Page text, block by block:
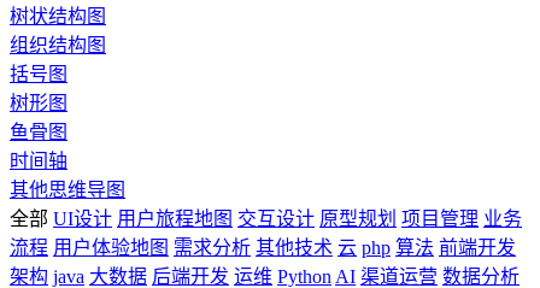
树状结构图
组织结构图
括号图
树形图
鱼骨图
时间轴
其他思维导图
全部 UI设计 用户旅程地图 交互设计 原型规划 项目管理 业务
流程 用户体验地图 需求分析 其他技术 云 php 算法 前端开发
架构 java 大数据 后端开发 运维 Python AI 渠道运营 数据分析